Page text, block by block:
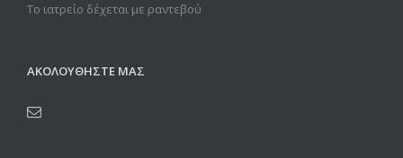
Το ιατρείο δέχεται με ραντεβού
ΑΚΟΛΟΥΘΗΣΤΕ ΜΑΣ